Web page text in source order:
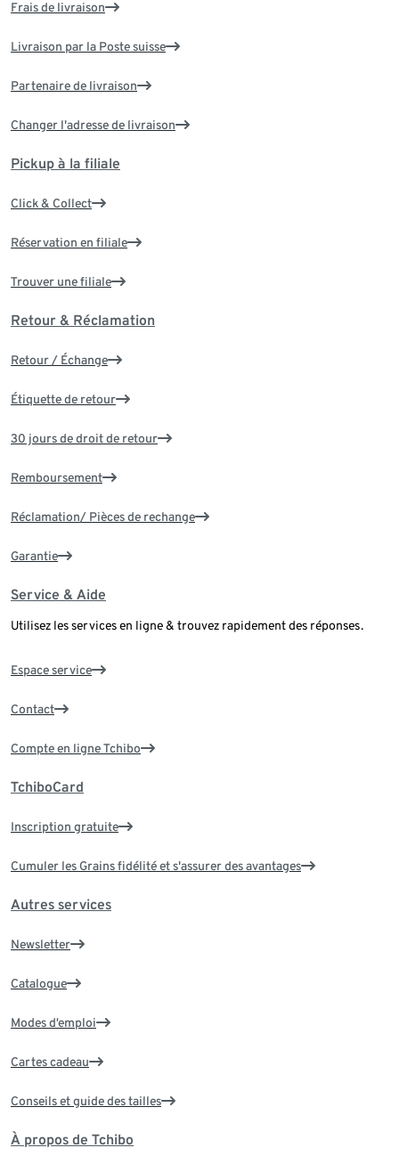
Frais de livraison
Livraison par la Poste suisse
Partenaire de livraison
Changer l'adresse de livraison
Pickup à la filiale
Click & Collect
Réservation en filiale
Trouver une filiale
Retour & Réclamation
Retour / Échange
Étiquette de retour
30 jours de droit de retour
Remboursement
Réclamation/ Pièces de rechange
Garantie
Service & Aide
Utilisez les services en ligne & trouvez rapidement des réponses.
Espace service
Contact
Compte en ligne Tchibo
TchiboCard
Inscription gratuite
Cumuler les Grains fidélité et s'assurer des avantages
Autres services
Newsletter
Catalogue
Modes d’emploi
Cartes cadeau
Conseils et guide des tailles
À propos de Tchibo